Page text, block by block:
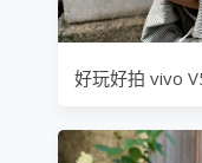
好玩好拍 vivo